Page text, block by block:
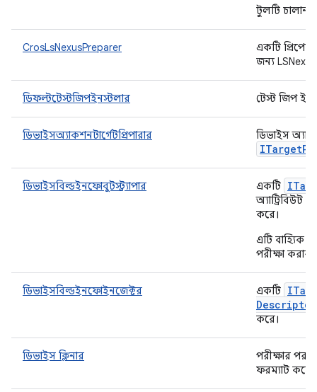
টুলটি চালান।
CrosLsNexusPreparer
একটি
জন্য
ডিফল্টটেস্টজিপইনস্টলার টেস্ট জিপ
ডিভাইসঅ্যাকশনটার্গেটপ্রিপারার ডিভাইস
ITarget
ডিভাইসবিল্ডইনফোবুটস্ট্র্যাপার একটি
অ্যাট্রিবিউট
করে।
এটি বাহ্যিক
পরীক্ষা
ডিভাইসবিল্ডইনফোইনজেক্টর একটি
Descriptor
করে।
ডিভাইস ক্লিনার
পরীক্ষার পর
ফরম্যাট করে